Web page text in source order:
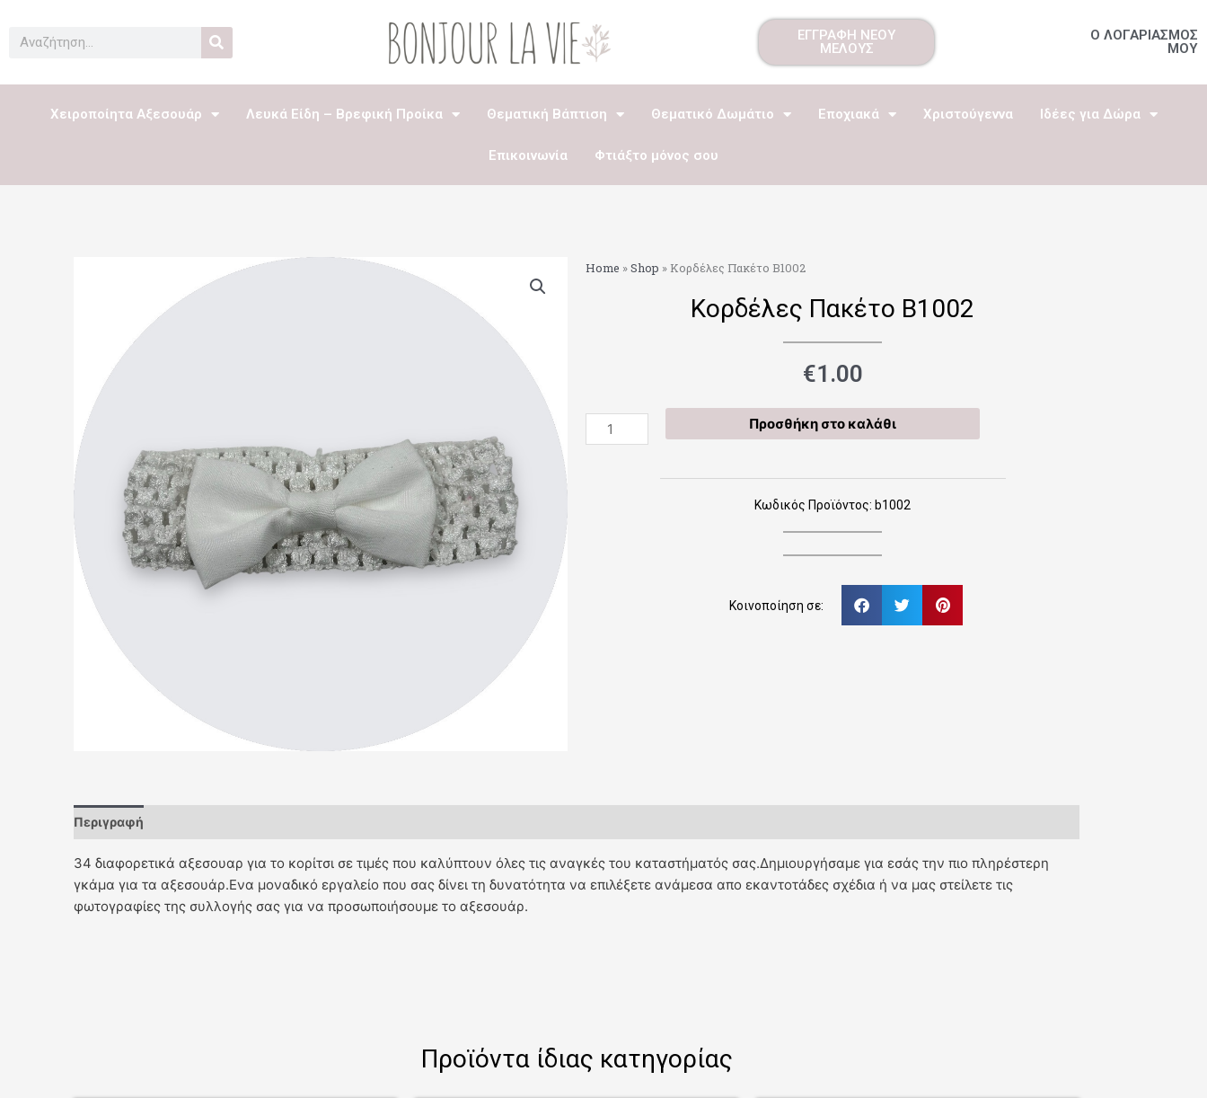
περιεχόμενο
Search
ΕΓΓΡΑΦΗ ΝΕΟΥ
ΜΕΛΟΥΣ
Ο ΛΟΓΑΡΙΑΣΜΟΣ
ΜΟΥ
Χειροποίητα Αξεσουάρ Λευκά Είδη – Βρεφική Προίκα Θεματική Βάπτιση Θεματικό Δωμάτιο Εποχιακά Χριστούγεννα Ιδέες για Δώρα
Επικοινωνία Φτιάξτο μόνος σου
Home »Shop » Κορδέλες Πακέτο B1002
Κορδέλες Πακέτο B1002
€1.00
Κορδέλες
Πακέτο
Προσθήκη στο καλάθι
Κωδικός Προϊόντος: b1002
Κοινοποίηση σε:
Περιγραφή
34 διαφορετικά αξεσουαρ για το κορίτσι σε τιμές που καλύπτουν όλες τις αναγκές του καταστήματός σας.Δημιουργήσαμε για εσάς την πιο πληρέστερη
γκάμα για τα αξεσουάρ.Ενα μοναδικό εργαλείο που σας δίνει τη δυνατότητα να επιλέξετε ανάμεσα απο εκαντοτάδες σχέδια ή να μας στείλετε τις
φωτογραφίες της συλλογής σας για να προσωποιήσουμε το αξεσουάρ.
Προϊόντα ίδιας κατηγορίας